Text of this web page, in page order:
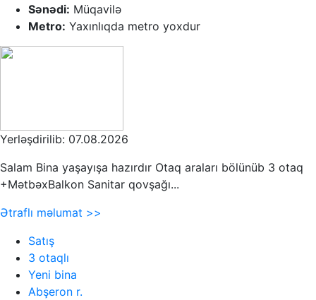
Sənədi: Müqavilə
Metro: Yaxınlıqda metro yoxdur
Yerləşdirilib: 07.08.2026
Salam Bina yaşayışa hazırdır Otaq araları bölünüb 3 otaq
+MətbəxBalkon Sanitar qovşağı...
Ətraflı məlumat >>
Satış
3 otaqlı
Yeni bina
Abşeron r.